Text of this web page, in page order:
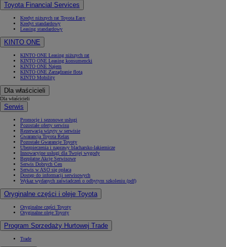
Toyota Financial Services
Kredyt niższych rat Toyota Easy
Kredyt standardowy
Leasing standardowy
KINTO ONE
KINTO ONE Leasing niższych rat
KINTO ONE Leasing konsumencki
KINTO ONE Najem
KINTO ONE Zarządzanie flotą
KINTO Mobility
Dla właścicieli
Dla właścicieli
Serwis
Promocje i sezonowe usługi
Pozostałe oferty serwisu
Rezerwacja wizyty w serwisie
Gwarancja Toyota Relax
Pozostałe Gwarancje Toyoty
Ubezpieczenia i naprawy blacharsko-lakiernicze
Innowacyjne usługi dla Twojej wygody
Bezpłatne Akcje Serwisowe
Serwis Dobrych Cen
Serwis w ASO się opłaca
Dostęp do informacji serwisowych
Wykaz wydanych zaświadczeń o odbytym szkoleniu (pdf)
Oryginalne części i oleje Toyota
Oryginalne części Toyoty
Oryginalne oleje Toyoty
Program Sprzedaży Hurtowej Trade
Trade